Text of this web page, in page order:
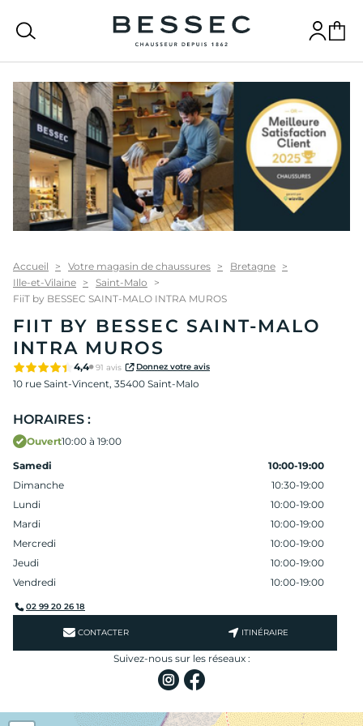
bessec-chaussures
Recherche Connexion
Panier
Accueil Votre magasin de chaussures
Bretagne
Ille-et-Vilaine
Saint-Malo
FiiT by BESSEC SAINT-MALO INTRA MUROS
FIIT BY BESSEC SAINT-MALO
INTRA MUROS
4,4 91 avis Donnez votre avis
10 rue Saint-Vincent, 35400 Saint-Malo
HORAIRES :
Ouvert10:00 à 19:00
Samedi
10:00-19:00
Dimanche
10:30-19:00
Lundi
10:00-19:00
Mardi
10:00-19:00
Mercredi
10:00-19:00
Jeudi
10:00-19:00
Vendredi
10:00-19:00
02 99 20 26 18
CONTACTER ITINÉRAIRE
Suivez-nous sur les réseaux :